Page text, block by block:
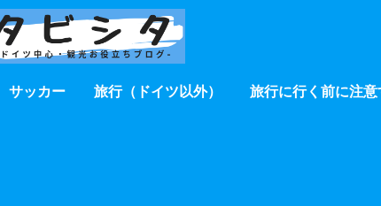
サッカー 旅行（ドイツ以外） 旅行に行く前に注意